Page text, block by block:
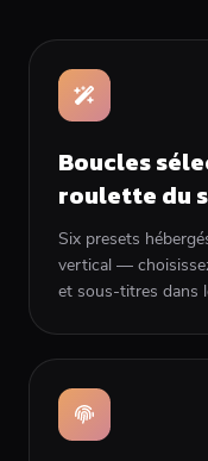
Boucles
roulette du
Six presets
vertical —
et sous-titres dans